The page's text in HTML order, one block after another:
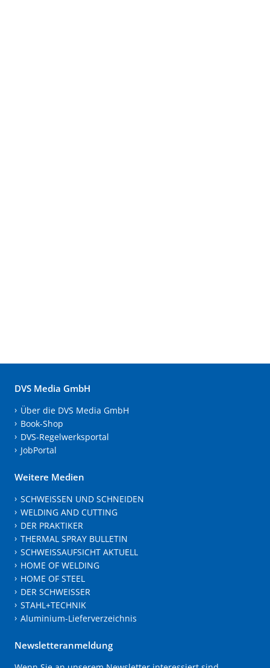
DVS Media GmbH
Über die DVS Media GmbH
Book-Shop
DVS-Regelwerksportal
JobPortal
Weitere Medien
SCHWEISSEN UND SCHNEIDEN
WELDING AND CUTTING
DER PRAKTIKER
THERMAL SPRAY BULLETIN
SCHWEISSAUFSICHT AKTUELL
HOME OF WELDING
HOME OF STEEL
DER SCHWEISSER
STAHL+TECHNIK
Aluminium-Lieferverzeichnis
Newsletteranmeldung